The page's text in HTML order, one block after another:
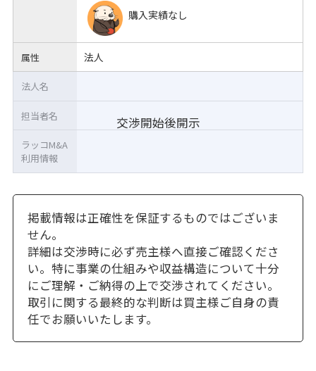
購入実績なし
属性 法人
交渉開始後開示
法人名
担当者名
ラッコM&A
利用情報
掲載情報は正確性を保証するものではございま
せん。
詳細は交渉時に必ず売主様へ直接ご確認くださ
い。特に事業の仕組みや収益構造について十分
にご理解・ご納得の上で交渉されてください。
取引に関する最終的な判断は買主様ご自身の責
任でお願いいたします。